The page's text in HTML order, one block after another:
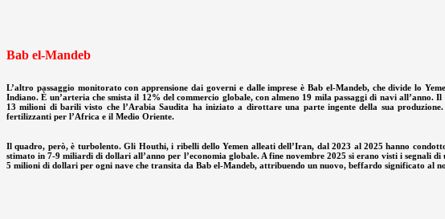
Bab el-Mandeb
L’altro passaggio monitorato con apprensione dai governi e dalle imprese è Bab el-Mandeb, che divide lo
Indiano. È un’arteria che smista il 12% del commercio globale, con almeno 19 mila passaggi di navi
13 milioni di barili visto che l’Arabia Saudita ha iniziato a dirottare una parte ingente della sua
fertilizzanti per l’Africa e il Medio Oriente.
Il quadro, però, è turbolento. Gli Houthi, i ribelli dello Yemen alleati dell’Iran, dal 2023 al 2025 hanno
stimato in 7-9 miliardi di dollari all’anno per l’economia globale. A fine novembre 2025 si erano visti i
5 milioni di dollari per ogni nave che transita da Bab el-Mandeb, attribuendo un nuovo, beffardo significato al